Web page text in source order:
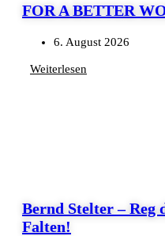
FOR A BETTER
6. August 2026
Weiterlesen
Bernd Stelter –
Falten!